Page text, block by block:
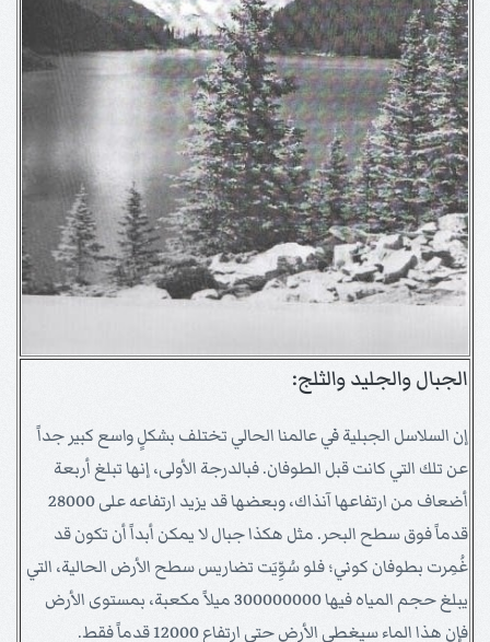
الجبال والجليد والثلج:
إن السلاسل الجبلية في عالمنا الحالي تختلف بشكلٍ واسع كبير جداً
عن تلك التي كانت قبل الطوفان. فبالدرجة الأولى، إنها تبلغ أربعة
أضعاف من ارتفاعها آنذاك، وبعضها قد يزيد ارتفاعه على 28000
قدماً فوق سطح البحر. مثل هكذا جبال لا يمكن أبداً أن تكون قد
غُمِرت بطوفان كوني؛ فلو سُوِّيَت تضاريس سطح الأرض الحالية، التي
يبلغ حجم المياه فيها 300000000 ميلاً مكعبة، بمستوى الأرض
فإن هذا الماء سيغطي الأرض حتى ارتفاع 12000 قدماً فقط.